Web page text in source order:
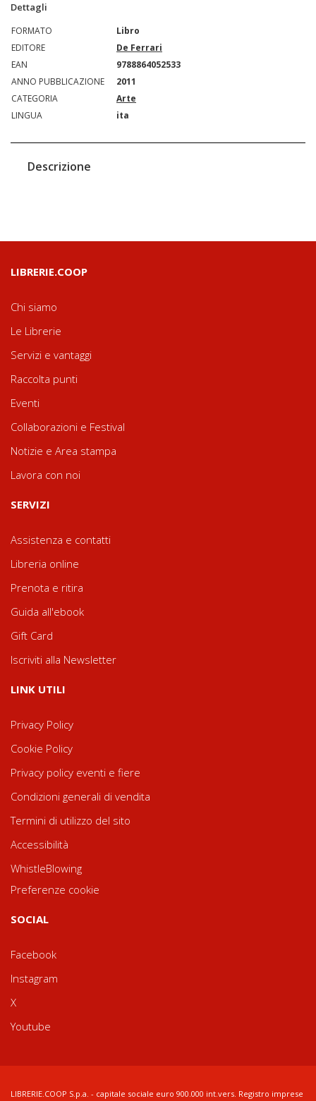
Dettagli
FORMATO
Libro
EDITORE
De Ferrari
EAN
9788864052533
ANNO PUBBLICAZIONE
2011
CATEGORIA
Arte
LINGUA
ita
Descrizione
LIBRERIE.COOP
Chi siamo
Le Librerie
Servizi e vantaggi
Raccolta punti
Eventi
Collaborazioni e Festival
Notizie e Area stampa
Lavora con noi
SERVIZI
Assistenza e contatti
Libreria online
Prenota e ritira
Guida all'ebook
Gift Card
Iscriviti alla Newsletter
LINK UTILI
Privacy Policy
Cookie Policy
Privacy policy eventi e fiere
Condizioni generali di vendita
Termini di utilizzo del sito
Accessibilità
WhistleBlowing
Preferenze cookie
SOCIAL
Facebook
Instagram
X
Youtube
LIBRERIE.COOP S.p.a. - capitale sociale euro 900.000 int.vers. Registro imprese